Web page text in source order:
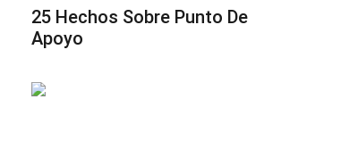
25 Hechos Sobre Punto De
Apoyo